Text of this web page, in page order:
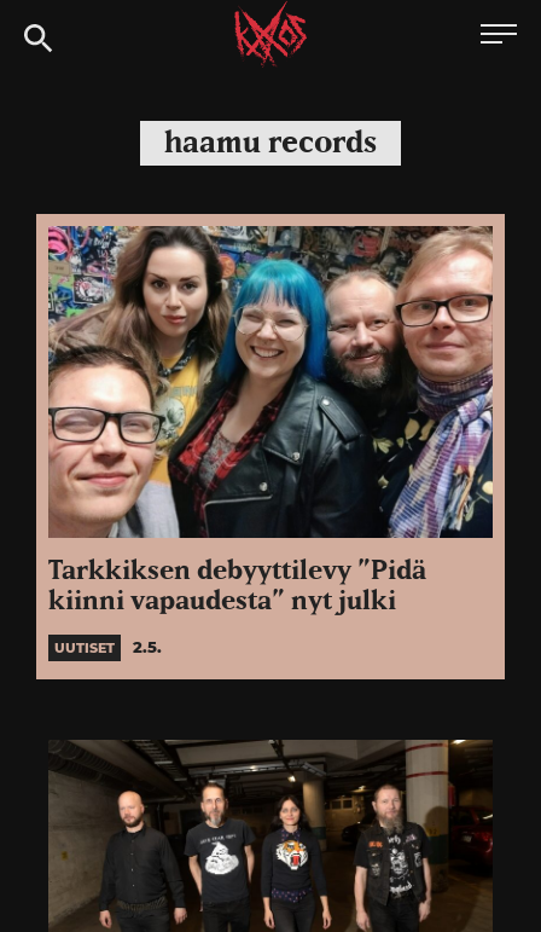
Siirry
suoraan
Kaaoszine
haamu records
Tarkkiksen debyyttilevy ”Pidä
kiinni vapaudesta” nyt julki
UUTISET 2.5.